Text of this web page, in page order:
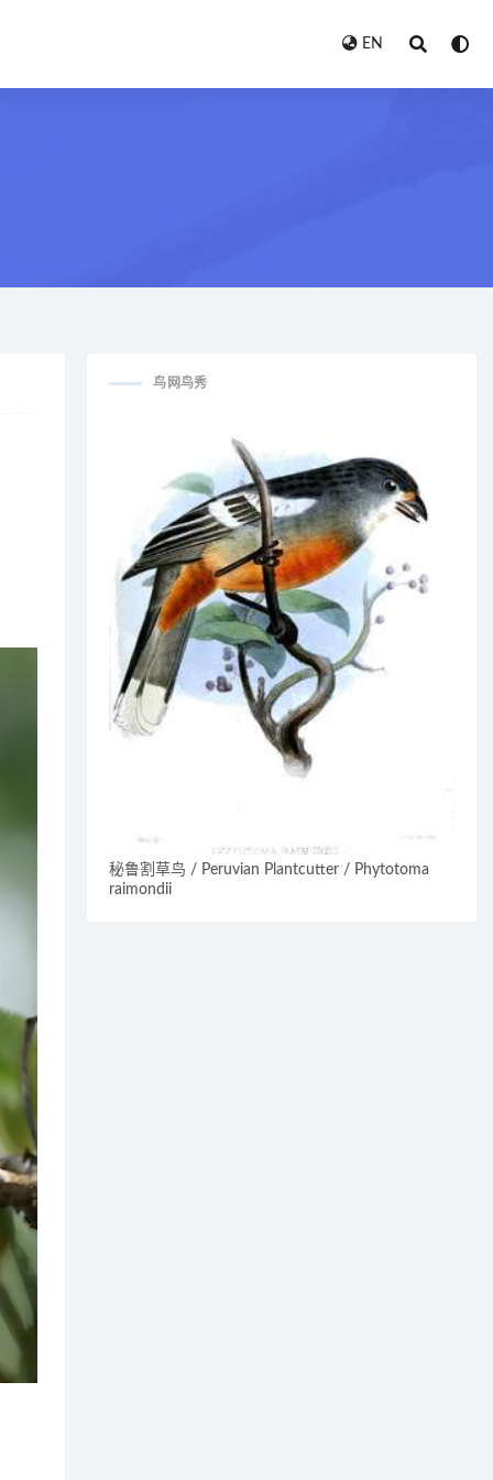
EN
鸟网鸟秀
秘鲁割草鸟 / Peruvian Plantcutter / Phytotoma
raimondii